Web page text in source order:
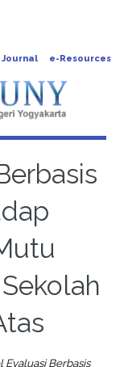
Journal e-Resources
Evaluasi Berbasis